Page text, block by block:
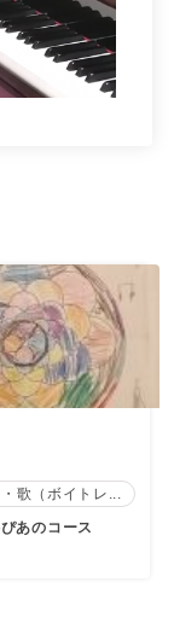
歌（ボイトレ...
あのコース